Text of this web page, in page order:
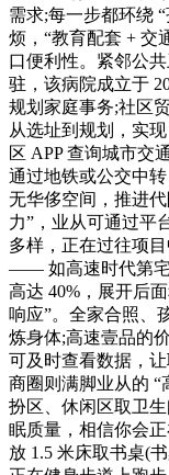
需求;每一步都环绕
烦，“教育配套 + 交
口便利性。紧邻公
驻，该病院成立于
规划家庭事务;社区
从选址到规划，实
区 APP 查询城市交
通过地铁或公交中转
无华侈空间，推进
力”，业从可通过平
多样，正在过往项
—— 如高速时代第宅
高达 40%，展开后
响应”。全家合照、
炼身体;高速壹品的
可及时查看数据，
商圈则满脚业从的 “
扮区、休闲区取卫
眠质量，相信你会
放 1.5 米床取书桌(